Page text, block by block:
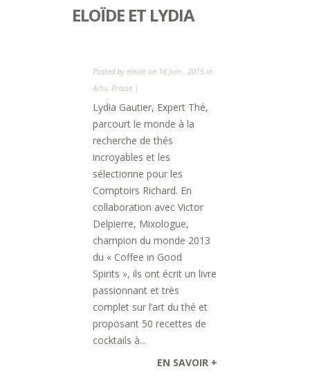
ELOÏDE ET LYDIA
Posted byeloide on 18 Juin , 2015 in
Actu, Presse |
Lydia Gautier, Expert Thé,
parcourt le monde à la
recherche de thés
incroyables et les
sélectionne pour les
Comptoirs Richard. En
collaboration avec Victor
Delpierre, Mixologue,
champion du monde 2013
du « Coffee in Good
Spirits », ils ont écrit un livre
passionnant et très
complet sur l’art du thé et
proposant 50 recettes de
cocktails à...
EN SAVOIR +